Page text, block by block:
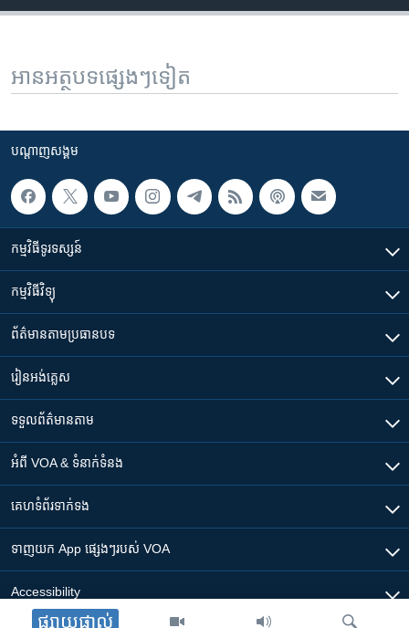
ផ្សាយផ្ទាល់
អានអត្ថបទផ្សេងៗទៀត
បណ្តាញ​សង្គម
កម្មវិធី​ទូរទស្សន៍
កម្មវិធី​វិទ្យុ
ព័ត៌មាន​តាមប្រធានបទ​
រៀន​​អង់គ្លេស
ទទួល​ព័ត៌មាន​តាម
អំពី​ VOA & ទំនាក់ទំនង
គេហទំព័រ​​ទាក់ទង
ទាញយក​ App ផ្សេងៗ​របស់​ VOA
Accessibility